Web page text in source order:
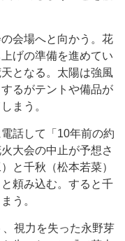
会場へと向かう。花
げの準備を進めてい
となる。太陽は強風
るがテントや備品が
まう。
話して「10年前の約
大会の中止が予想さ
と千秋（松本若菜）
頼み込む。すると千
う。
視力を失った永野芽